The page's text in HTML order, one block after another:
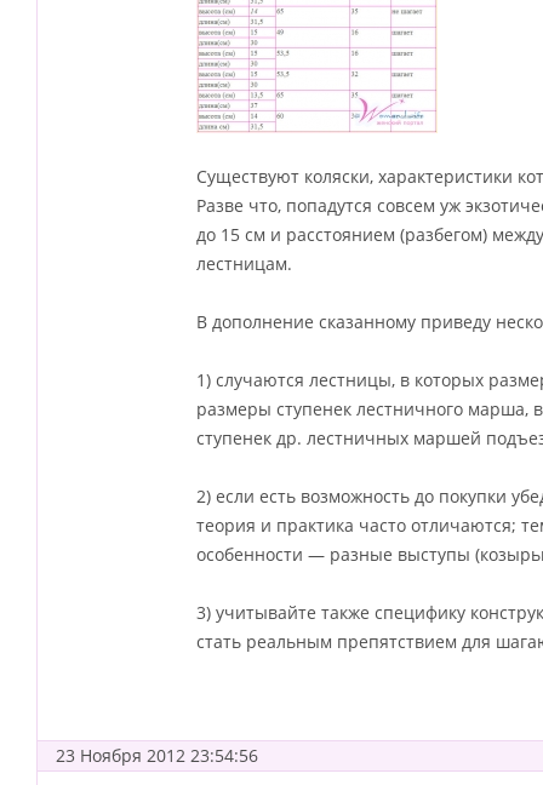
Существуют коляски, характеристики
Разве что, попадутся совсем уж
до 15 см и расстоянием (разбегом)
лестницам.
В дополнение сказанному приведу
1) случаются лестницы, в которых
размеры ступенек лестничного марша,
ступенек др. лестничных маршей
2) если есть возможность до покупки
теория и практика часто отличаются;
особенности — разные выступы
3) учитывайте также специфику
стать реальным препятствием для
23 Ноября 2012 23:54:56